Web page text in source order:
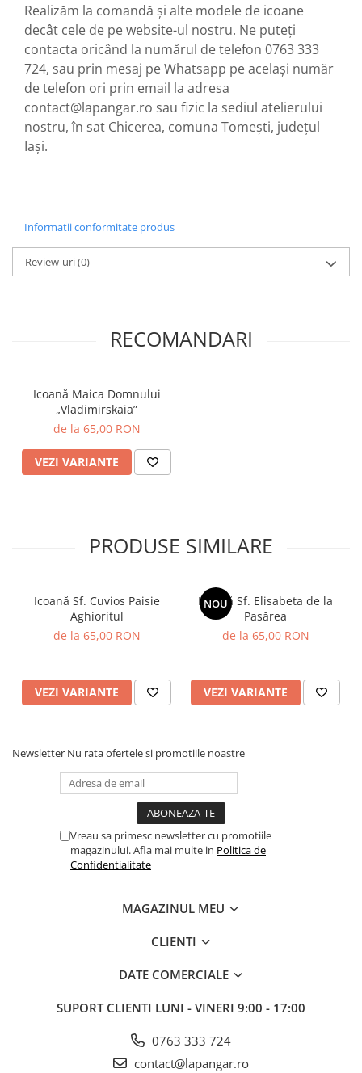
Realizăm la comandă și alte modele de icoane
decât cele de pe website-ul nostru. Ne puteți
contacta oricând la numărul de telefon 0763 333
724, sau prin mesaj pe Whatsapp pe același număr
de telefon ori prin email la adresa
contact@lapangar.ro sau fizic la sediul atelierului
nostru, în sat Chicerea, comuna Tomești, județul
Iași.
Informatii conformitate produs
Review-uri(0)
RECOMANDARI
Icoană Maica Domnului
„Vladimirskaia”
de la 65,00 RON
VEZI VARIANTE
PRODUSE SIMILARE
Icoană Sf. Cuvios Paisie
Aghioritul
de la 65,00 RON
VEZI VARIANTE
NOU
Icoană Sf. Elisabeta de la
Pasărea
de la 65,00 RON
VEZI VARIANTE
Newsletter Nu rata ofertele si promotiile noastre
Vreau sa primesc newsletter cu promotiile
magazinului. Afla mai multe in Politica de
Confidentialitate
MAGAZINUL MEU
CLIENTI
DATE COMERCIALE
SUPORT CLIENTI LUNI - VINERI 9:00 - 17:00
0763 333 724
contact@lapangar.ro